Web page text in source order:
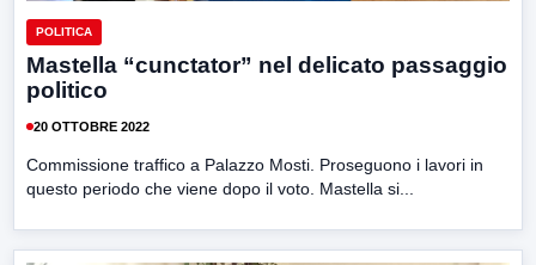
POLITICA
Mastella “cunctator” nel delicato passaggio
politico
20 OTTOBRE 2022
Commissione traffico a Palazzo Mosti. Proseguono i lavori in
questo periodo che viene dopo il voto. Mastella si...